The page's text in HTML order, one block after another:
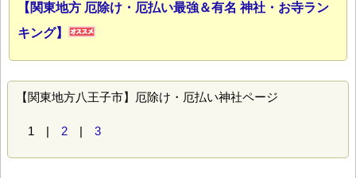
【関東地方 厄除け・厄払い最強＆有名 神社・お寺ラン
キング】
【関東地方八王子市】厄除け・厄払い神社ページ
1 | 2 | 3